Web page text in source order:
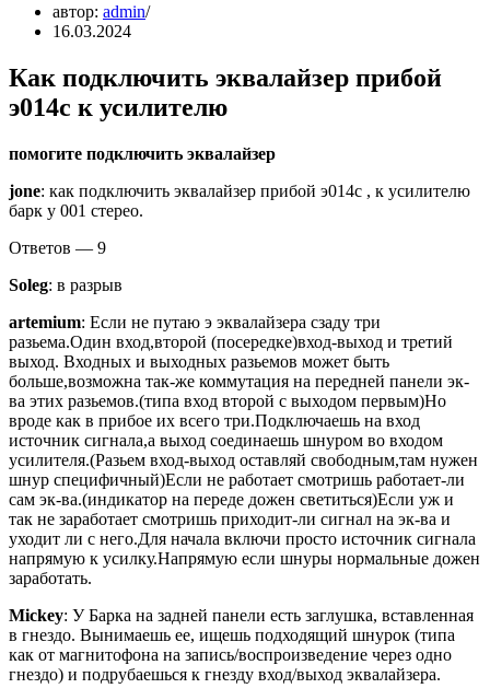
автор: admin
16.03.2024
Как подключить эквалайзер прибой
э014с к усилителю
помогите подключить эквалайзер
jone: как подключить эквалайзер прибой э014с , к усилителю
барк у 001 стерео.
Ответов — 9
Soleg: в разрыв
artemium: Если не путаю э эквалайзера сзаду три
разьема.Один вход,второй (посередке)вход-выход и третий
выход. Входных и выходных разьемов может быть
больше,возможна так-же коммутация на передней панели эк-
ва этих разьемов.(типа вход второй с выходом первым)Но
вроде как в прибое их всего три.Подключаешь на вход
источник сигнала,а выход соединаешь шнуром во входом
усилителя.(Разьем вход-выход оставляй свободным,там нужен
шнур специфичный)Если не работает смотришь работает-ли
сам эк-ва.(индикатор на переде дожен светиться)Если уж и
так не заработает смотришь приходит-ли сигнал на эк-ва и
уходит ли с него.Для начала включи просто источник сигнала
напрямую к усилку.Напрямую если шнуры нормальные дожен
заработать.
Mickey: У Барка на задней панели есть заглушка, вставленная
в гнездо. Вынимаешь ее, ищешь подходящий шнурок (типа
как от магнитофона на запись/воспроизведение через одно
гнездо) и подрубаешься к гнезду вход/выход эквалайзера.